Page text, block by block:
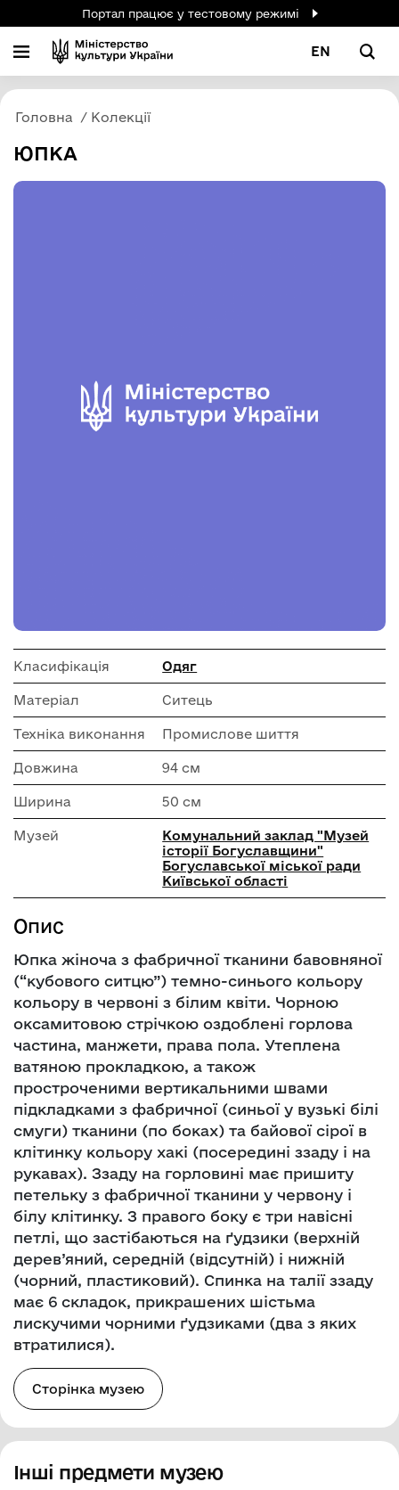
Портал працює у тестовому режимі
EN
Головна Колекції
ЮПКА
Класифікація Одяг
Матеріал Ситець
Техніка виконання Промислове шиття
Довжина 94 см
Ширина 50 см
Музей
Комунальний заклад "Музей
історії Богуславщини"
Богуславської міської ради
Київської області
Опис
Юпка жіноча з фабричної тканини бавовняної
(“кубового ситцю”) темно-синього кольору
кольору в червоні з білим квіти. Чорною
оксамитовою стрічкою оздоблені горлова
частина, манжети, права пола. Утеплена
ватяною прокладкою, а також
простроченими вертикальними швами
підкладками з фабричної (синьої у вузькі білі
смуги) тканини (по боках) та байової сірої в
клітинку кольору хакі (посередині ззаду і на
рукавах). Ззаду на горловині має пришиту
петельку з фабричної тканини у червону і
білу клітинку. З правого боку є три навісні
петлі, що застібаються на ґудзики (верхній
дерев’яний, середній (відсутній) і нижній
(чорний, пластиковий). Спинка на талії ззаду
має 6 складок, прикрашених шістьма
лискучими чорними ґудзиками (два з яких
втратилися).
Сторінка музею
Інші предмети музею